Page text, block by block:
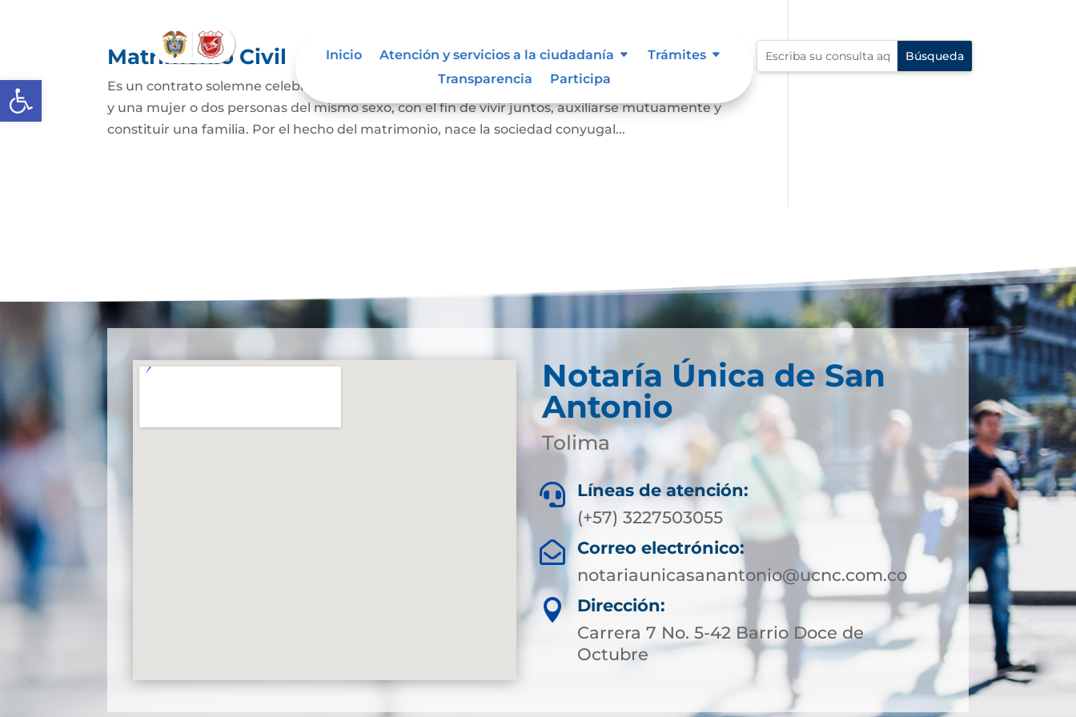
Abrir barra de herramientas
Inicio Atención y servicios a la ciudadanía
Trámites
Transparencia
Participa
Matrimonio Civil
Es un contrato solemne celebrado ante juez o notario, por el cual se unen legalmente un hombre
y una mujer o dos personas del mismo sexo, con el fin de vivir juntos, auxiliarse mutuamente y
constituir una familia. Por el hecho del matrimonio, nace la sociedad conyugal...
Notaría Única de San
Antonio
Tolima

Líneas de atención:
(+57) 3227503055

Correo electrónico:
notariaunicasanantonio@ucnc.com.co

Dirección:
Carrera 7 No. 5-42 Barrio Doce de
Octubre